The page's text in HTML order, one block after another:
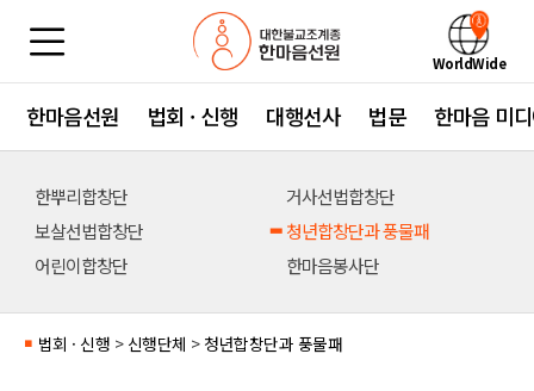
WorldWide
한마음선원 법회 · 신행 대행선사 법문 한마음 미
한뿌리합창단
거사선법합창단
보살선법합창단
청년합창단과 풍물패
어린이합창단
한마음봉사단
■ 법회 · 신행 > 신행단체 > 청년합창단과 풍물패